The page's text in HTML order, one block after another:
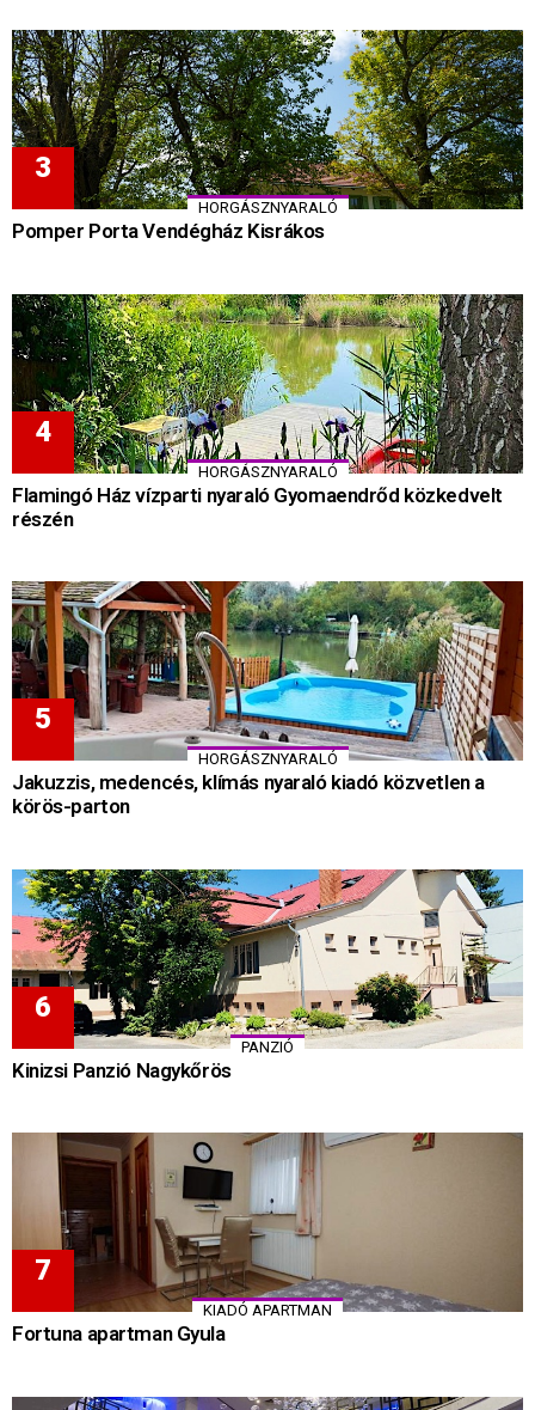
HORGÁSZNYARALÓ
Pomper Porta Vendégház Kisrákos
HORGÁSZNYARALÓ
Flamingó Ház vízparti nyaraló Gyomaendrőd közkedvelt
részén
HORGÁSZNYARALÓ
Jakuzzis, medencés, klímás nyaraló kiadó közvetlen a
körös-parton
PANZIÓ
Kinizsi Panzió Nagykőrös
KIADÓ APARTMAN
Fortuna apartman Gyula